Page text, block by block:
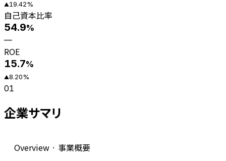
▲19.42%
自己資本比率
54.9%
—
ROE
15.7%
▲8.20%
01
企業サマリ
Overview · 事業概要